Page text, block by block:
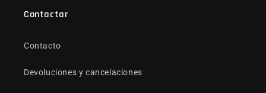
Contactar
Contacto
Devoluciones y cancelaciones